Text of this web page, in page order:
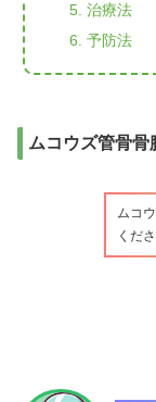
治療法
予防法
ムコウズ管骨骨
ムコ
くださ